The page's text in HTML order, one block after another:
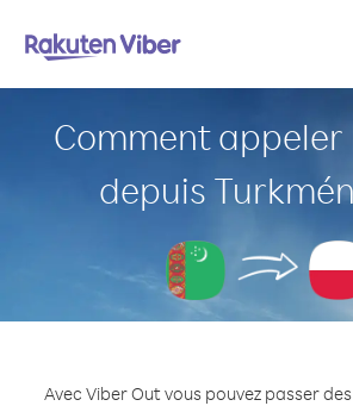
Comment appeler
depuis
Avec Viber Out vous pouvez passer